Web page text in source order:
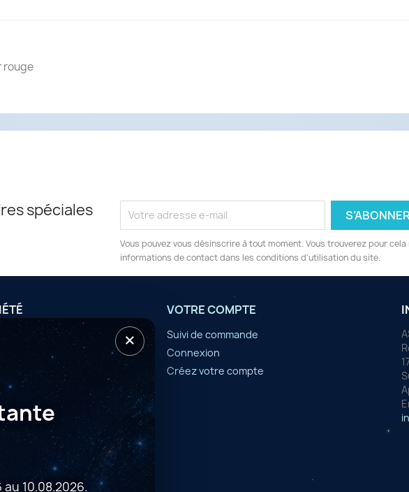
rouge
spéciales
Vous pouvez vous désinscrire à tout moment. Vous trouverez pour cela
informations de contact dans les conditions d'utilisation du site.
VOTRE COMPTE
Suivi de commande
Connexion
Créez votre compte
×
10.08.2026.